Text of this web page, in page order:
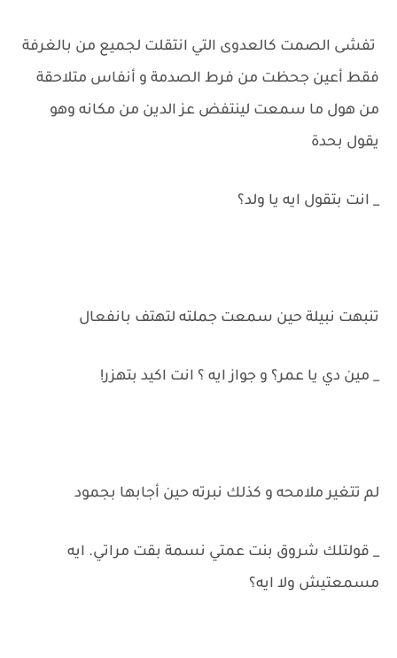
تفشى الصمت كالعدوى التي انتقلت لجميع من بالغرفة
فقط أعين جحظت من فرط الصدمة و أنفاس متلاحقة
من هول ما سمعت لينتفض عز الدين من مكانه وهو
يقول بحدة
_ انت بتقول ايه يا ولد؟
تنبهت نبيلة حين سمعت جملته لتهتف بانفعال
_ مين دي يا عمر؟ و جواز ايه ؟ انت اكيد بتهزر!
لم تتغير ملامحه و كذلك نبرته حين أجابها بجمود
_ قولتلك شروق بنت عمتي نسمة بقت مراتي. ايه
مسمعتيش ولا ايه؟